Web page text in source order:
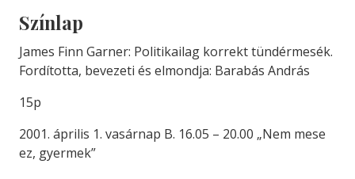
Színlap
James Finn Garner: Politikailag korrekt tündérmesék.
Fordította, bevezeti és elmondja: Barabás András
15p
2001. április 1. vasárnap B. 16.05 – 20.00 „Nem mese
ez, gyermek”